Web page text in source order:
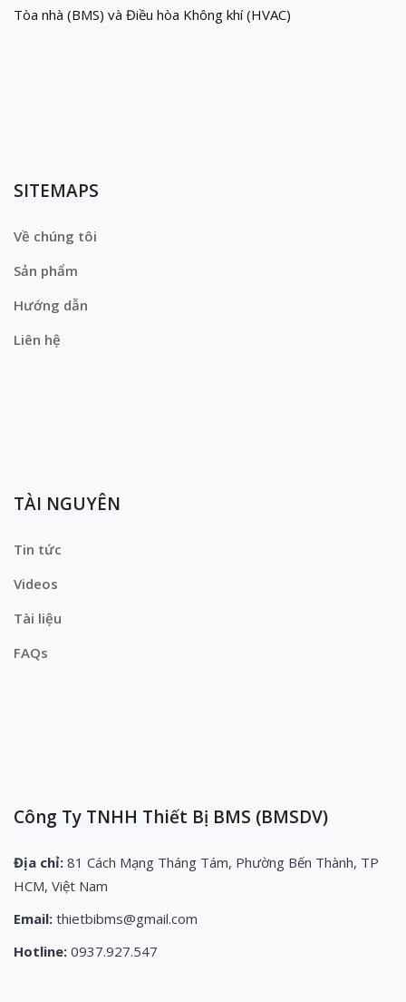
Tòa nhà (BMS) và Điều hòa Không khí (HVAC)
SITEMAPS
Về chúng tôi
Sản phẩm
Hướng dẫn
Liên hệ
TÀI NGUYÊN
Tin tức
Videos
Tài liệu
FAQs
Công Ty TNHH Thiết Bị BMS (BMSDV)
Địa chỉ: 81 Cách Mạng Tháng Tám, Phường Bến Thành, TP
HCM, Việt Nam
Email: thietbibms@gmail.com
Hotline: 0937.927.547